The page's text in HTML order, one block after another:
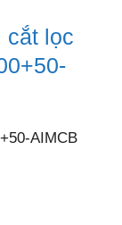
cắt lọc
AIMCB